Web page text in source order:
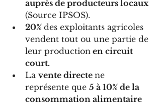
auprès de producteurs locaux
(Source IPSOS).
20% des exploitants agricoles
vendent tout ou une partie de
leur production en circuit
court.
La vente directe ne
représente que 5 à 10% de la
consommation alimentaire